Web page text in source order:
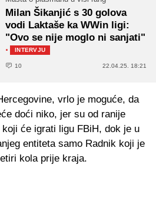
Milan Šikanjić s 30 golova
vodi Laktaše ka WWin ligi:
"Ovo se nije moglo ni sanjati"
· INTERVJU
10 22.04.25. 18:21
vrlo je moguće, da
doći niko, jer su od ranije
će igrati ligu FBiH, dok je u
entiteta samo Radnik koji je
kola prije kraja.